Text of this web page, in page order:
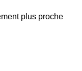
plus proche